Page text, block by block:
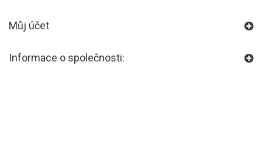
Můj účet
Informace o společnosti: